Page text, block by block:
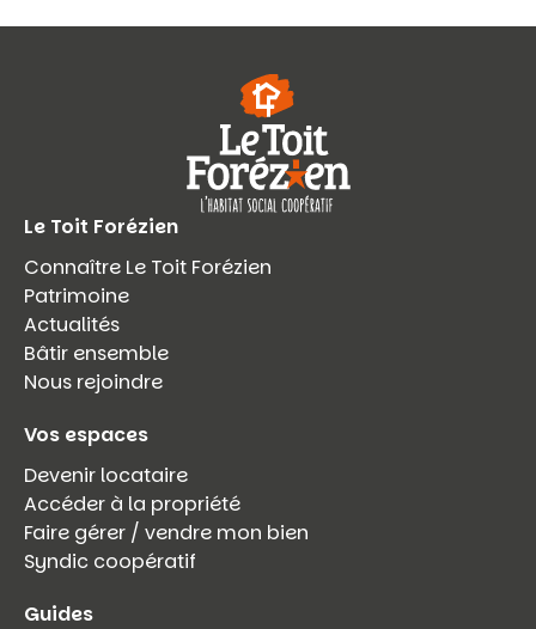
Le Toit Forézien
Connaître Le Toit Forézien
Patrimoine
Actualités
Bâtir ensemble
Nous rejoindre
Vos espaces
Devenir locataire
Accéder à la propriété
Faire gérer / vendre mon bien
Syndic coopératif
Guides